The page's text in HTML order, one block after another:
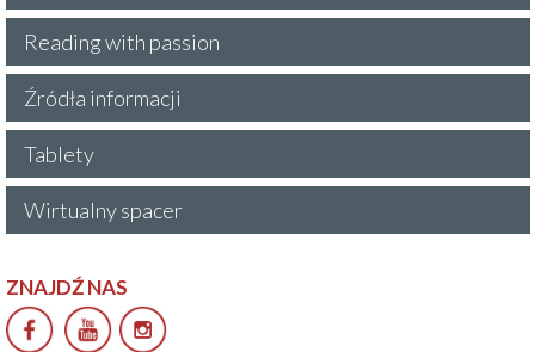
Reading with passion
Źródła informacji
Tablety
Wirtualny spacer
ZNAJDŹ NAS